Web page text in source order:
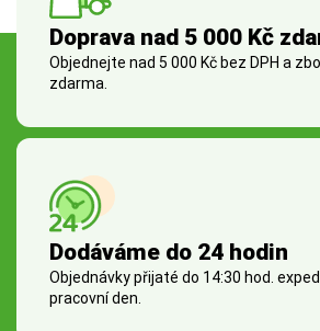
Doprava nad 5 000 Kč
Objednejte nad 5 000 Kč bez DPH a
zdarma.
Dodáváme do 24 hodin
Objednávky přijaté do 14:30 hod.
pracovní den.